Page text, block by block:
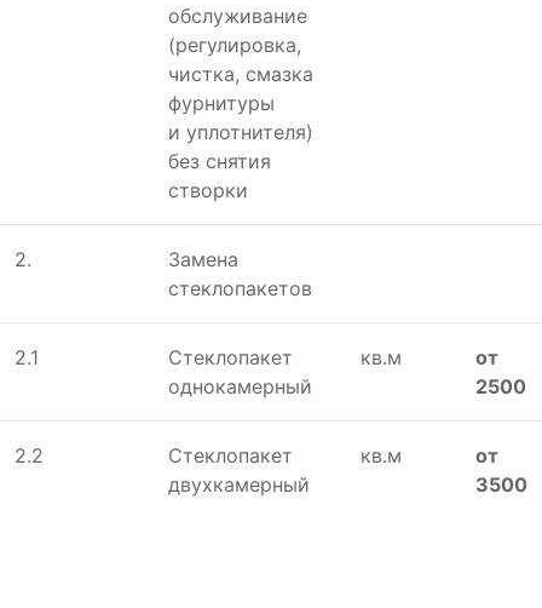
обслуживание
(регулировка,
чистка, смазка
фурнитуры
и уплотнителя)
без снятия
створки
2.
Замена
стеклопакетов
2.1
Стеклопакет
однокамерный
кв.м
от
2500
2.2
Стеклопакет
двухкамерный
кв.м
от
3500